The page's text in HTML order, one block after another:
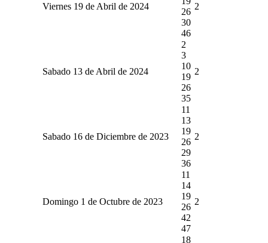
Viernes 19 de Abril de 2024
26
30
46
2
Sabado 13 de Abril de 2024
2
3
10
19
26
35
2
Sabado 16 de Diciembre de 2023
11
13
19
26
29
36
2
Domingo 1 de Octubre de 2023
11
14
19
26
42
47
2
18